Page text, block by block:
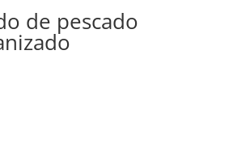
de pescado